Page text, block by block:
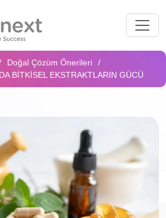
Doğal Çözüm Önerileri
BITKISEL EKSTRAKTLARIN GÜCÜ